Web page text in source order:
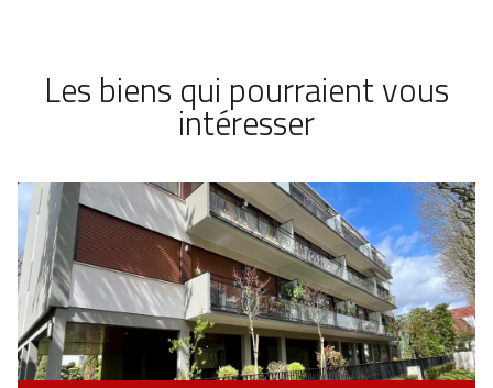
Les biens qui pourraient vous
intéresser